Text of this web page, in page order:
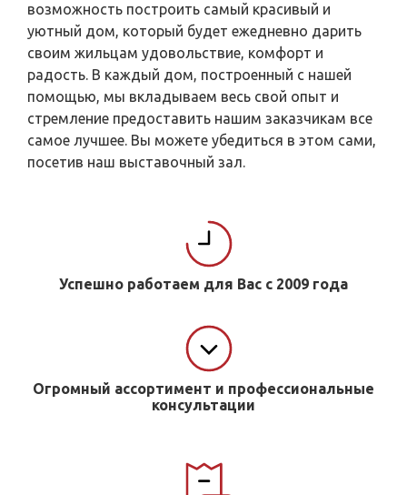
возможность построить самый красивый и
уютный дом, который будет ежедневно дарить
своим жильцам удовольствие, комфорт и
радость. В каждый дом, построенный с нашей
помощью, мы вкладываем весь свой опыт и
стремление предоставить нашим заказчикам все
самое лучшее. Вы можете убедиться в этом сами,
посетив наш выставочный зал.
Успешно работаем для Вас с 2009 года
Огромный ассортимент и профессиональные
консультации